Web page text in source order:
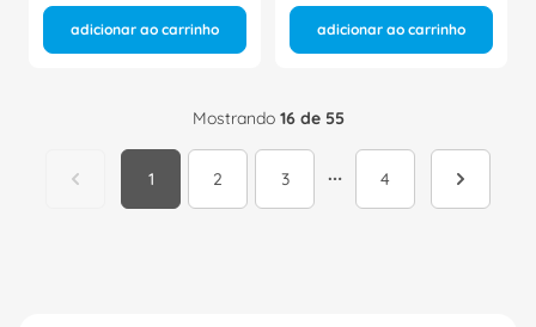
adicionar ao carrinho adicionar ao carrinho
Mostrando 16 de 55
1 2 3 4